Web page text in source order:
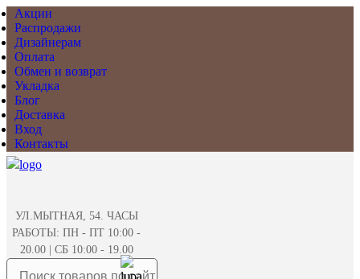
Акции
Распродажи
Дизайнерам
Оплата
Обмен и возврат
Укладка
Блог
Доставка
Вход
Контакты
УЛ.МЫТНАЯ, 54. ЧАСЫ
РАБОТЫ: ПН - ПТ 10:00 -
20.00 | СБ 10:00 - 19.00